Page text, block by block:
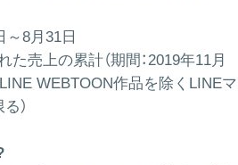
～8月31日
た売上の累計（期間：2019年11月
WEBTOON作品を除くLINEマ
）